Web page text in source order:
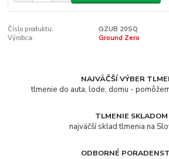
Číslo produktu:
GZUB 20SQ
Výrobca:
Ground Zero
NAJVÄČŠÍ VÝBER
tlmenie do auta, lode, domu -
TLMENIE SKLADOM
najväčší sklad tlmenia na
ODBORNÉ